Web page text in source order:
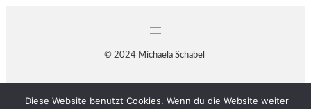
© 2024 Michaela Schabel
Diese Website benutzt Cookies. Wenn du die Website weiter